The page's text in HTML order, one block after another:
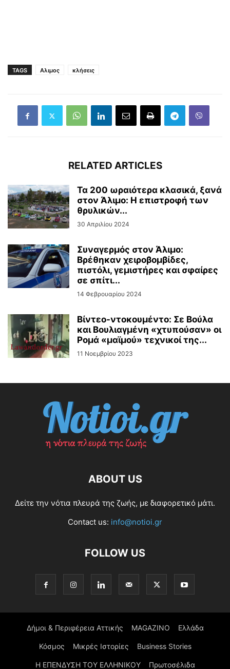
TAGS Αλιμος κλήσεις
RELATED ARTICLES
Τα 200 ωραιότερα κλασικά, ξανά
στον Άλιμο: Η επιστροφή των
θρυλικών...
30 Απριλίου 2024
Συναγερμός στον Άλιμο:
Βρέθηκαν χειροβομβίδες,
πιστόλι, γεμιστήρες και σφαίρες
σε σπίτι...
14 Φεβρουαρίου 2024
Βίντεo-ντοκουμέντο: Σε Βούλα
και Βουλιαγμένη «χτυπούσαν» οι
Ρομά «μαϊμού» τεχνικοί της...
11 Νοεμβρίου 2023
ABOUT US
Δείτε την νότια πλευρά της ζωής, με διαφορετικό μάτι.
Contact us: info@notioi.gr
FOLLOW US
Δήμοι & Περιφέρεια Αττικής MAGAZINO Ελλάδα
Κόσμος Μικρές Ιστορίες Business Stories
Η ΕΠΕΝΔΥΣΗ ΤΟΥ ΕΛΛΗΝΙΚΟΥ Πρωτοσέλιδα